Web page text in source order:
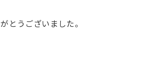
とうございました。